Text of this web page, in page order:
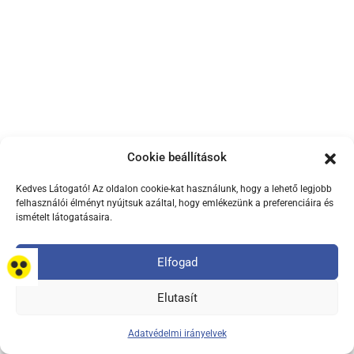
Cookie beállítások
Kedves Látogató! Az oldalon cookie-kat használunk, hogy a lehető legjobb
felhasználói élményt nyújtsuk azáltal, hogy emlékezünk a preferenciáira és
ismételt látogatásaira.
Elfogad
Elutasít
Adatvédelmi irányelvek
Minden jog fenntartva. Kopp Mária Intézet Copyright © 2026. All